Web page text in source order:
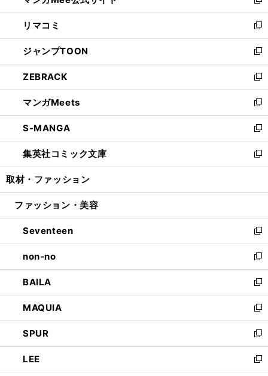
ウ
で
開
く
ン
ド
ウ
で
開
く
ウ
ィ
ン
ド
ウ
で
開
く
新
し
い
ウ
ィ
ン
ド
ウ
で
開
く
リマコミ
新
し
い
ウ
ィ
ン
ド
ウ
で
開
く
ジャンプTOON
新
し
い
ウ
ィ
ン
ド
ウ
で
開
ZEBRACK
新
し
い
ウ
ィ
ン
ド
ウ
開
マンガMeets
新
し
い
ウ
ィ
ン
ウ
開
く
S-MANGA
新
し
い
ウ
ン
ウ
で
開
く
集英社コミック文庫
新
し
ウ
ン
ド
ウ
で
開
く
取材・ファッション
ファッション・美容
Seventeen
新
し
い
ウ
ィ
ン
ド
ウ
で
開
く
non-no
新
し
い
ウ
ィ
ン
ド
ウ
で
開
BAILA
新
し
い
ウ
ィ
ン
ド
ウ
MAQUIA
新
し
い
ウ
ィ
ン
SPUR
新
し
い
ウ
LEE
新